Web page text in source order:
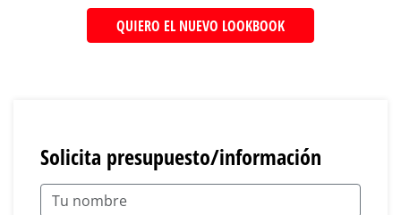
QUIERO EL NUEVO LOOKBOOK
Solicita presupuesto/información